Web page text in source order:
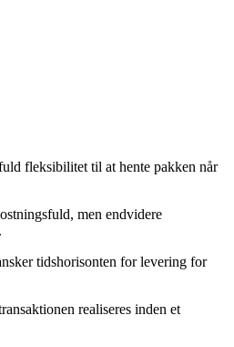
fleksibilitet til at hente pakken når
men endvidere
tidshorisonten for levering for
realiseres inden et